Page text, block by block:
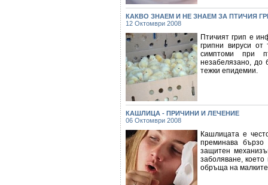
КАКВО ЗНАЕМ И НЕ ЗНАЕМ ЗА ПТИЧИЯ
12 Октомври 2008
Птичият грип е
грипни вируси
симптоми при
незабелязано, до
тежки епидемии.
КАШЛИЦА - ПРИЧИНИ И ЛЕЧЕНИЕ
06 Октомври 2008
Кашлицата е
преминава
защитен
заболяване,
обръща на